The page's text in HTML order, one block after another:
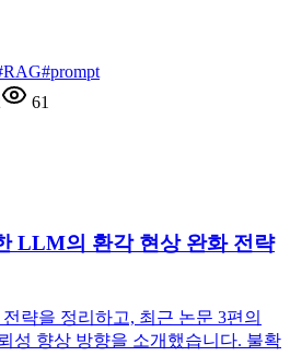
RAG#prompt
61
LLM의 환각 현상 완화 전략
략을 정리하고, 최근 논문 3편의
성 향상 방향을 소개했습니다. 불확